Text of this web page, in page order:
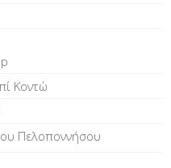
Kοντώ
Πελοποννήσου